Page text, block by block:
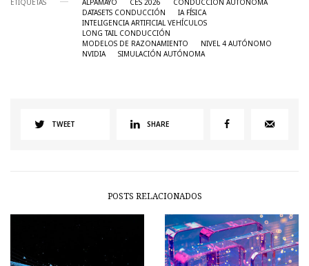
DATASETS CONDUCCIÓN
IA FÍSICA
INTELIGENCIA ARTIFICIAL VEHÍCULOS
LONG TAIL CONDUCCIÓN
MODELOS DE RAZONAMIENTO
NIVEL 4 AUTÓNOMO
NVIDIA
SIMULACIÓN AUTÓNOMA
TWEET SHARE
POSTS RELACIONADOS